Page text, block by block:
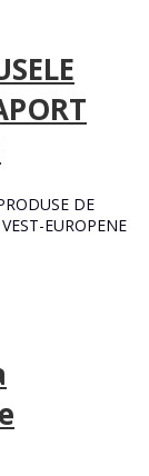
DE
EUROPENE